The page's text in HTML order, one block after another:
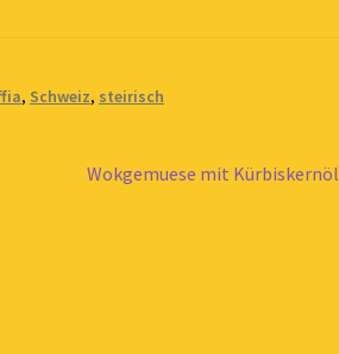
, Schweiz, steirisch
Nächster
Wokgemuese mit Kürbiskernöl